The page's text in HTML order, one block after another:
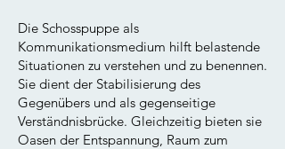
Die Schosspuppe als
Kommunikationsmedium hilft belastende
Situationen zu verstehen und zu benennen.
Sie dient der Stabilisierung des
Gegenübers und als gegenseitige
Verständnisbrücke. Gleichzeitig bieten sie
Oasen der Entspannung, Raum zum